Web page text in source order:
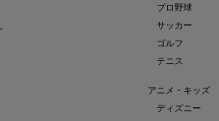
プロ野球
サッカー
ゴルフ
テニス
アニメ・キッズ
ディズニー